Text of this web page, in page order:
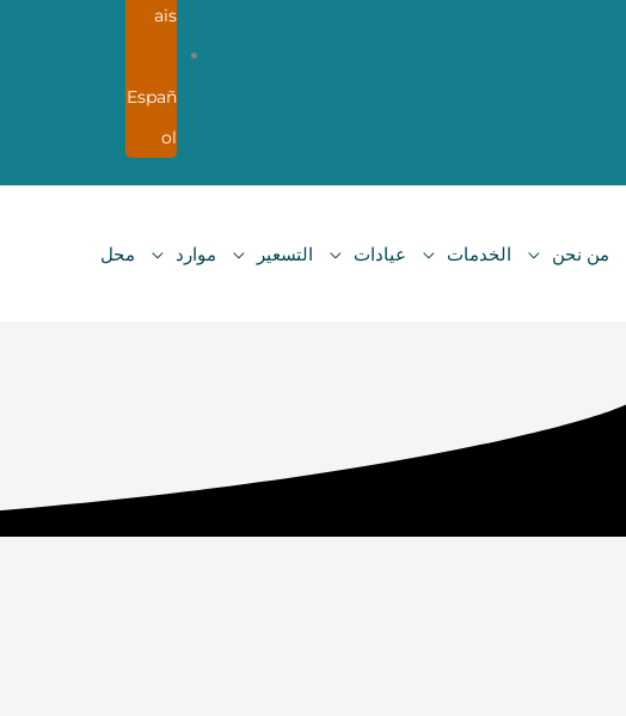
ais
Españ
ol
من نحن الخدمات عيادات التسعير موارد محل